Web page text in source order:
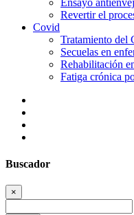
Revertir el
Covid
Tratamiento del
Secuelas en
Rehabilitación
Fatiga crónica
Buscador
×